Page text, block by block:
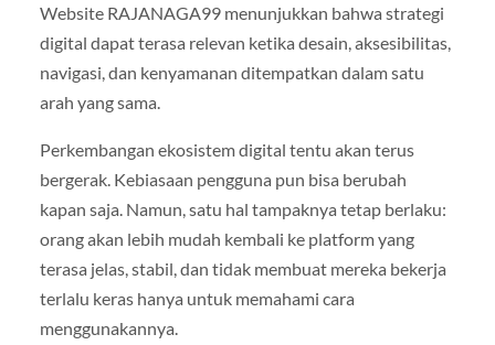
Website RAJANAGA99 menunjukkan bahwa strategi
digital dapat terasa relevan ketika desain, aksesibilitas,
navigasi, dan kenyamanan ditempatkan dalam satu
arah yang sama.
Perkembangan ekosistem digital tentu akan terus
bergerak. Kebiasaan pengguna pun bisa berubah
kapan saja. Namun, satu hal tampaknya tetap berlaku:
orang akan lebih mudah kembali ke platform yang
terasa jelas, stabil, dan tidak membuat mereka bekerja
terlalu keras hanya untuk memahami cara
menggunakannya.